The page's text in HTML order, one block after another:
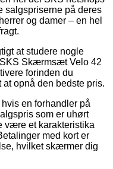
salgspriserne på deres
og damer – en hel
at studere nogle
Skærmsæt Velo 42
forinden du
opnå den bedste pris.
en forhandler på
som er uhørt
være et karakteristika
med kort er
hvilket skærmer dig